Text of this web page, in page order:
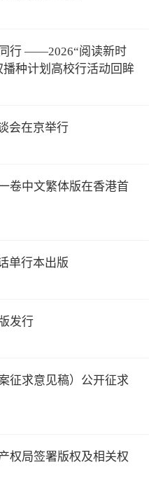
行 ——2026“阅读新时
种计划高校行活动回眸
会在京举行
卷中文繁体版在香港首
单行本出版
发行
征求意见稿）公开征求
权局签署版权及相关权